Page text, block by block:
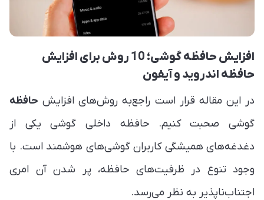
افزایش حافظه گوشی؛ 10 روش برای افزایش
حافظه اندروید و آیفون
در این مقاله قرار است راجع‌به روش‌های افزایش حافظه
گوشی صحبت کنیم. حافظه داخلی گوشی یکی از
دغدغه‌های همیشگی کاربران گوشی‌های هوشمند است. با
وجود تنوع در ظرفیت‌های حافظه، پر شدن آن امری
اجتناب‌ناپذیر به نظر می‌رسد.